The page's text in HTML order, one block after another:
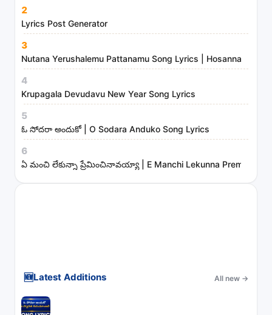
s
t
r
i
e
s
2
Lyrics Post Generator
3
Nutana Yerushalemu Pattanamu Song Lyrics | Hosanna
4
Krupagala Devudavu New Year Song Lyrics
5
ఓ సోదరా అందుకో | O Sodara Anduko Song Lyrics
6
ఏ మంచి లేకున్నా ప్రేమించినావయ్యా | E Manchi Lekunna
🆕Latest Additions All new →